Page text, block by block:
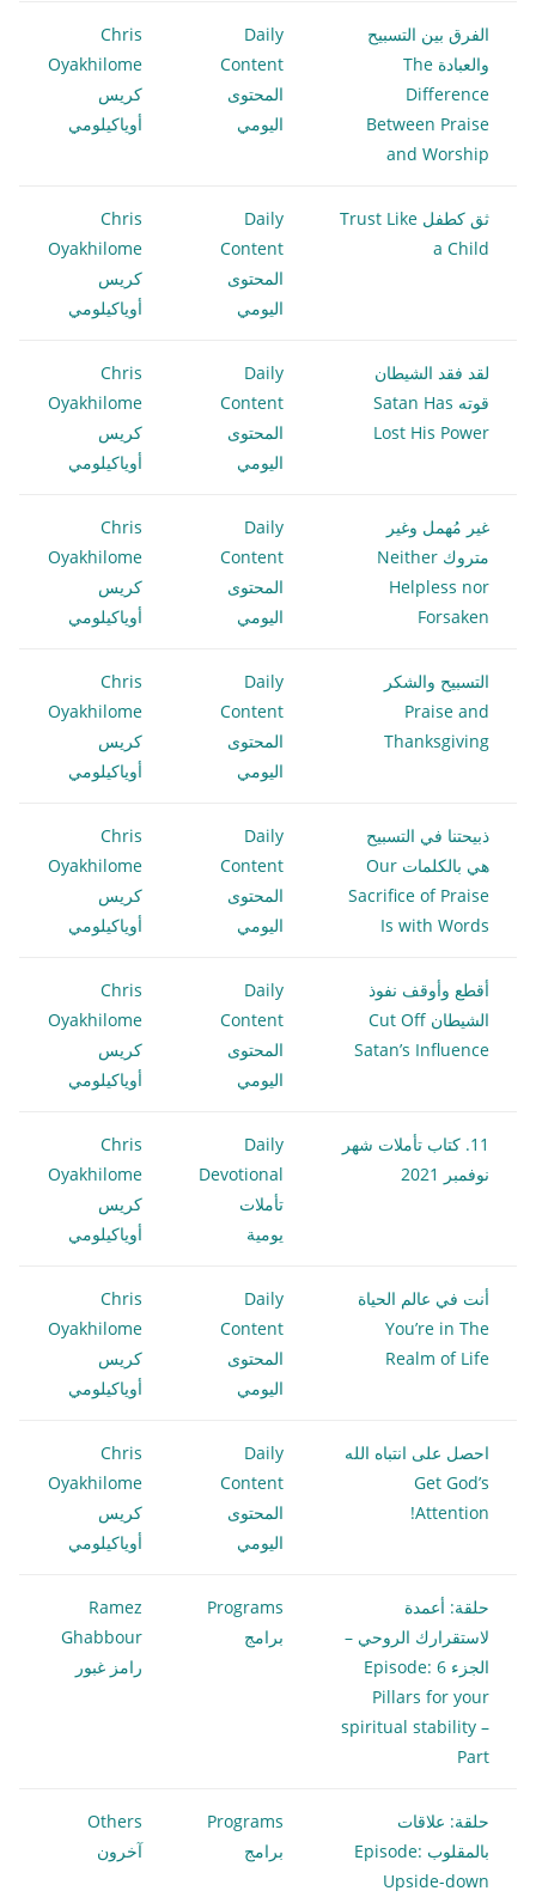
الفرق بين التسبيح
والعبادة The
Difference
Between Praise
and Worship
Daily
Content
المحتوى
اليومي
Chris
Oyakhilome
كريس
أوياكيلومي
ثق كطفل Trust Like
a Child
Daily
Content
المحتوى
اليومي
Chris
Oyakhilome
كريس
أوياكيلومي
لقد فقد الشيطان
قوته Satan Has
Lost His Power
Daily
Content
المحتوى
اليومي
Chris
Oyakhilome
كريس
أوياكيلومي
غير مُهمل وغير
متروك Neither
Helpless nor
Forsaken
Daily
Content
المحتوى
اليومي
Chris
Oyakhilome
كريس
أوياكيلومي
التسبيح والشكر
Praise and
Thanksgiving
Daily
Content
المحتوى
اليومي
Chris
Oyakhilome
كريس
أوياكيلومي
ذبيحتنا في التسبيح
هي بالكلمات Our
Sacrifice of Praise
Is with Words
Daily
Content
المحتوى
اليومي
Chris
Oyakhilome
كريس
أوياكيلومي
أقطع وأوقف نفوذ
الشيطان Cut Off
Satan’s Influence
Daily
Content
المحتوى
اليومي
Chris
Oyakhilome
كريس
أوياكيلومي
11. كتاب تأملات شهر
نوفمبر 2021
Daily
Devotional
تأملات
يومية
Chris
Oyakhilome
كريس
أوياكيلومي
أنت في عالم الحياة
You’re in The
Realm of Life
Daily
Content
المحتوى
اليومي
Chris
Oyakhilome
كريس
أوياكيلومي
احصل على انتباه الله
Get God’s
Attention!
Daily
Content
المحتوى
اليومي
Chris
Oyakhilome
كريس
أوياكيلومي
حلقة: أعمدة
لاستقرارك الروحي –
الجزء 6 Episode:
Pillars for your
spiritual stability –
Part
Programs
برامج
Ramez
Ghabbour
رامز غبور
حلقة: علاقات
بالمقلوب Episode:
Upside-down
Programs
برامج
Others
آخرون